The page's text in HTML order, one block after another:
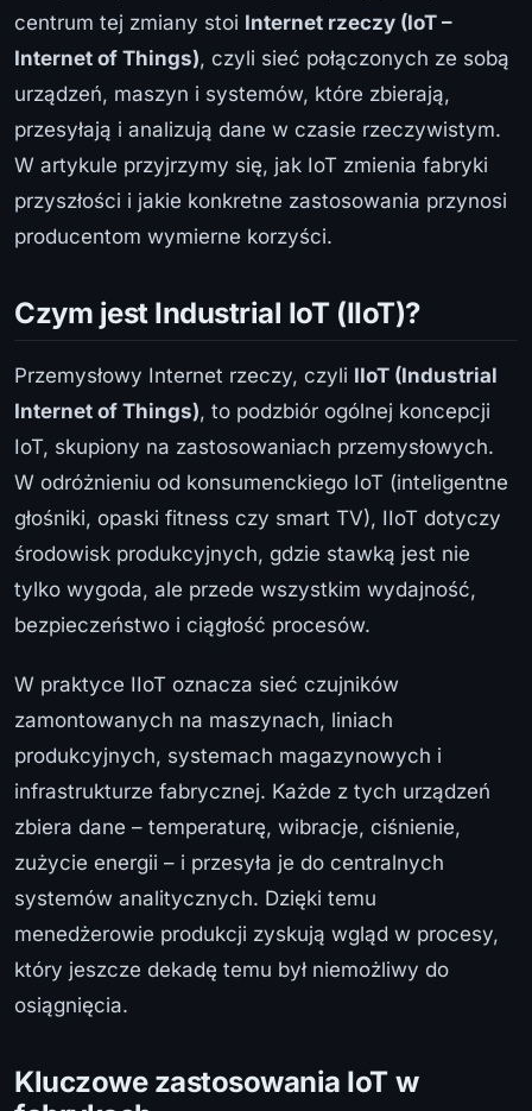
centrum tej zmiany stoi Internet rzeczy (IoT –
Internet of Things), czyli sieć połączonych ze sobą
urządzeń, maszyn i systemów, które zbierają,
przesyłają i analizują dane w czasie rzeczywistym.
W artykule przyjrzymy się, jak IoT zmienia fabryki
przyszłości i jakie konkretne zastosowania przynosi
producentom wymierne korzyści.
Czym jest Industrial IoT (IIoT)?
Przemysłowy Internet rzeczy, czyli IIoT (Industrial
Internet of Things), to podzbiór ogólnej koncepcji
IoT, skupiony na zastosowaniach przemysłowych.
W odróżnieniu od konsumenckiego IoT (inteligentne
głośniki, opaski fitness czy smart TV), IIoT dotyczy
środowisk produkcyjnych, gdzie stawką jest nie
tylko wygoda, ale przede wszystkim wydajność,
bezpieczeństwo i ciągłość procesów.
W praktyce IIoT oznacza sieć czujników
zamontowanych na maszynach, liniach
produkcyjnych, systemach magazynowych i
infrastrukturze fabrycznej. Każde z tych urządzeń
zbiera dane – temperaturę, wibracje, ciśnienie,
zużycie energii – i przesyła je do centralnych
systemów analitycznych. Dzięki temu
menedżerowie produkcji zyskują wgląd w procesy,
który jeszcze dekadę temu był niemożliwy do
osiągnięcia.
Kluczowe zastosowania IoT w